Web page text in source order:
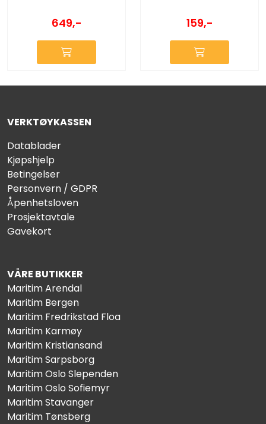
649,- 159,-
VERKTØYKASSEN
Datablader
Kjøpshjelp
Betingelser
Personvern / GDPR
Åpenhetsloven
Prosjektavtale
Gavekort
VÅRE BUTIKKER
Maritim Arendal
Maritim Bergen
Maritim Fredrikstad Floa
Maritim Karmøy
Maritim Kristiansand
Maritim Sarpsborg
Maritim Oslo Slependen
Maritim Oslo Sofiemyr
Maritim Stavanger
Maritim Tønsberg